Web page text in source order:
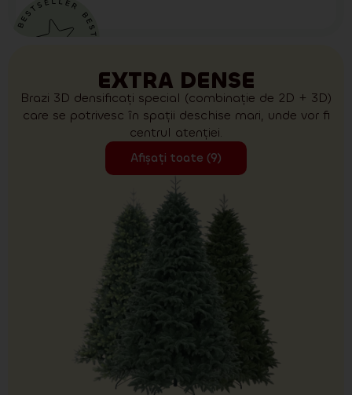
EXTRA DENSE
Brazi 3D densificați special (combinație de 2D + 3D)
care se potrivesc în spații deschise mari, unde vor fi
centrul atenției.
Afișați toate (9)